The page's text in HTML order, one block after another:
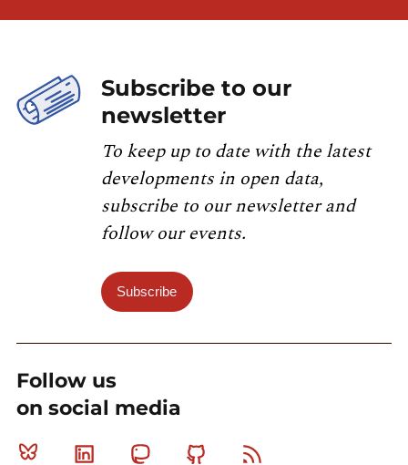
Subscribe to our
newsletter
To keep up to date with the latest
developments in open data,
subscribe to our newsletter and
follow our events.
Subscribe
Follow us
on social media
Bluesky Linkedin MastodonGithub